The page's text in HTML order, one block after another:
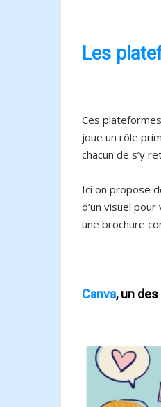
Les
Ces
joue un rôle
chacun de s’y
Ici on propose
d’un visuel
une brochure
Canva, un